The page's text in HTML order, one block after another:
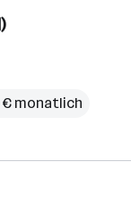
€ monatlich